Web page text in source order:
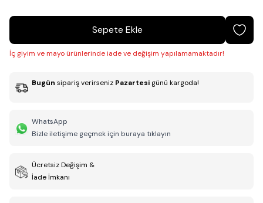
Sepete Ekle
İç giyim ve mayo ürünlerinde iade ve değişim yapılamamaktadır!
Bugün sipariş verirseniz Pazartesi günü kargoda!
WhatsApp
Bizle iletişime geçmek için buraya tıklayın
Ücretsiz Değişim &
İade İmkanı